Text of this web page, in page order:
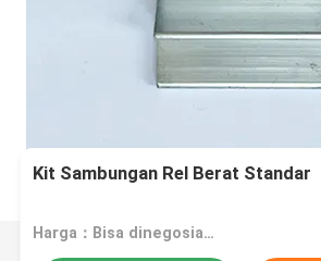
Kit Sambungan Rel Berat Standar
Harga：Bisa dinegosiasikan